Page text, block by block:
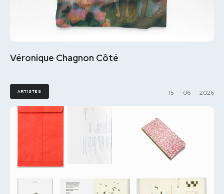
Véronique Chagnon Côté
ARTISTES 15 — 06 — 2026